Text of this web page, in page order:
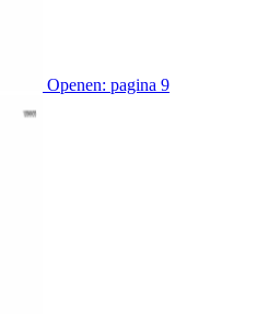
Openen: pagina 9